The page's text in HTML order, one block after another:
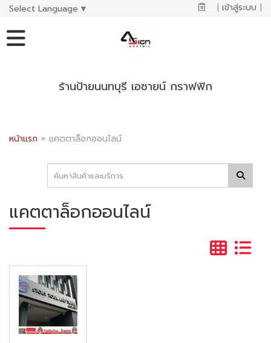
Select Language ▼ | เข้าสู่ระบบ |
ร้านป้ายนนทบุรี เอซายน์ กราฟฟิก
หน้าแรก » แคตตาล็อกออนไลน์
แคตตาล็อกออนไลน์